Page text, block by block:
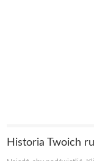
Historia Twoich